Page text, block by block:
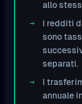
allo
I redditi
sono
separati.
I
annuale